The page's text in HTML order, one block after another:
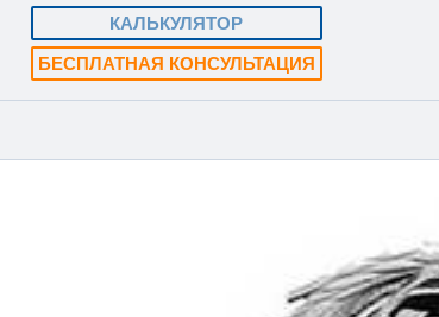
КАЛЬКУЛЯТОР
БЕСПЛАТНАЯ КОНСУЛЬТАЦИЯ